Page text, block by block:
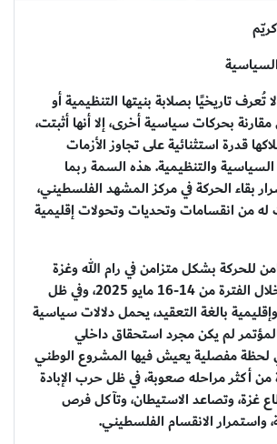
تاريخيًا بصلابة بنيتها التنظيمية أو
بحركات سياسية أخرى، إلا أنها أثبتت،
قدرة استثنائية على تجاوز الأزمات
والتنظيمية. هذه السمة ربما
بقاء الحركة في مركز المشهد الفلسطيني،
من انقسامات وتحديات وتحولات إقليمية
للحركة بشكل متزامن في رام الله وغزة
والقاهرة وبيروت خلال الفترة من 14-16 مايو 2025، وفي ظل
بالغة التعقيد، يحمل دلالات سياسية
لم يكن مجرد استحقاق داخلي
لحظة مفصلية يعيش فيها المشروع الوطني
أكثر مراحله صعوبة، في ظل حرب الإبادة
غزة، وتصاعد الاستيطان، وتآكل فرص
واستمرار الانقسام الفلسطيني.